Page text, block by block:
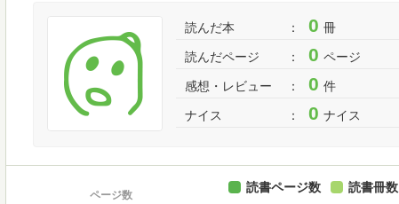
読んだ本 0 冊
読んだページ 0 ページ
感想・レビュー 0 件
ナイス 0 ナイス
ページ数
読書ページ数 読書冊数